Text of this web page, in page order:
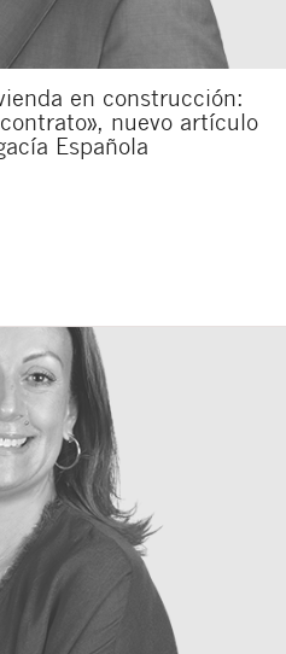
en construcción:
nuevo artículo
Española